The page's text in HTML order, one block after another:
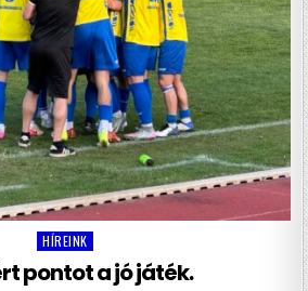
Posted
HÍREINK
pontot a jó játék.